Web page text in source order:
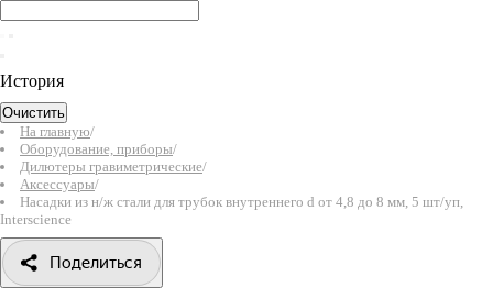
История
Очистить
На главную/
Оборудование, приборы/
Дилютеры гравиметрические/
Аксессуары/
Насадки из н/ж стали для трубок внутреннего d oт 4,8 до 8 мм, 5 шт/уп,
Interscience
Поделиться